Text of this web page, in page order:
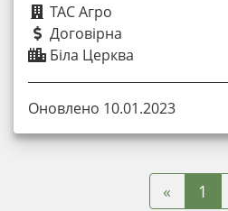
ТАС Агро
Договірна
Біла Церква
Оновлено 10.01.2023
« 1